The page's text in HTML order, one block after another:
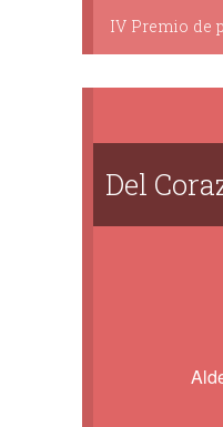
IV Premio de
Del